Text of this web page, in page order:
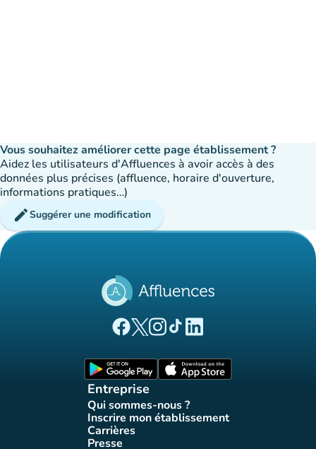
Vous souhaitez améliorer cette page établissement ?
Aidez les utilisateurs d'Affluences à avoir accès à des
données plus précises (affluence, horaire d'ouverture,
informations pratiques…)
editSuggérer une modification
(nouvel onglet)
(nouvel onglet)
(nouvel onglet)
(nouvel onglet)
(nouvel onglet)
Entreprise
Qui sommes-nous ?
(nouvel onglet)
Inscrire mon établissement
(nouvel onglet)
Carrières(nouvel onglet)
Presse